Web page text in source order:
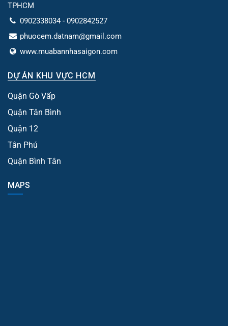
TPHCM
0902338034 - 0902842527
phuocem.datnam@gmail.com
www.muabannhasaigon.com
DỰ ÁN KHU VỰC HCM
Quận Gò Vấp
Quận Tân Bình
Quận 12
Tân Phú
Quận Bình Tân
MAPS